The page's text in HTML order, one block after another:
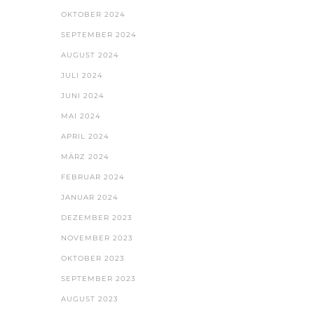
OKTOBER 2024
SEPTEMBER 2024
AUGUST 2024
JULI 2024
JUNI 2024
MAI 2024
APRIL 2024
MÄRZ 2024
FEBRUAR 2024
JANUAR 2024
DEZEMBER 2023
NOVEMBER 2023
OKTOBER 2023
SEPTEMBER 2023
AUGUST 2023